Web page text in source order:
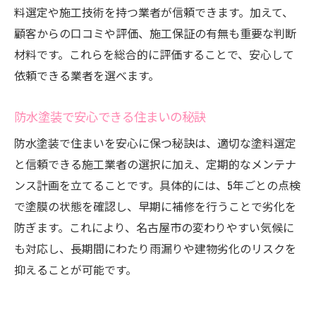
料選定や施工技術を持つ業者が信頼できます。加えて、
顧客からの口コミや評価、施工保証の有無も重要な判断
材料です。これらを総合的に評価することで、安心して
依頼できる業者を選べます。
防水塗装で安心できる住まいの秘訣
防水塗装で住まいを安心に保つ秘訣は、適切な塗料選定
と信頼できる施工業者の選択に加え、定期的なメンテナ
ンス計画を立てることです。具体的には、5年ごとの点検
で塗膜の状態を確認し、早期に補修を行うことで劣化を
防ぎます。これにより、名古屋市の変わりやすい気候に
も対応し、長期間にわたり雨漏りや建物劣化のリスクを
抑えることが可能です。